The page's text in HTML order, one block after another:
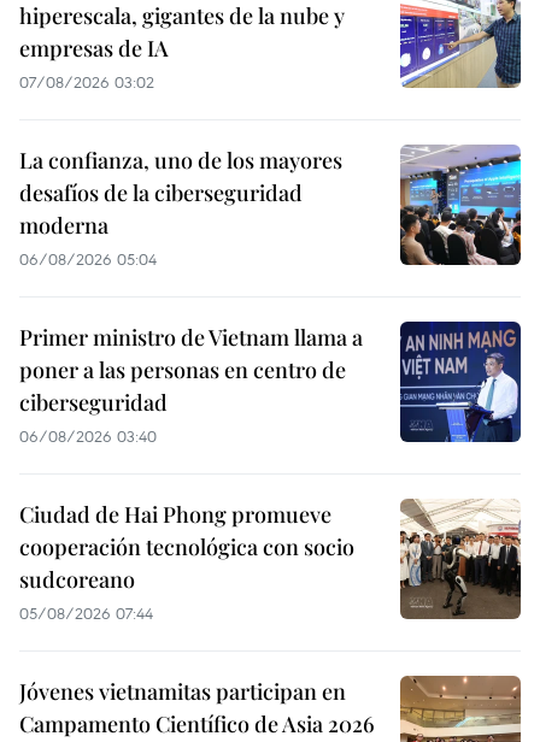
hiperescala, gigantes de la nube y
empresas de IA
07/08/2026 03:02
La confianza, uno de los mayores
desafíos de la ciberseguridad
moderna
06/08/2026 05:04
Primer ministro de Vietnam llama a
poner a las personas en centro de
ciberseguridad
06/08/2026 03:40
Ciudad de Hai Phong promueve
cooperación tecnológica con socio
sudcoreano
05/08/2026 07:44
Jóvenes vietnamitas participan en
Campamento Científico de Asia 2026